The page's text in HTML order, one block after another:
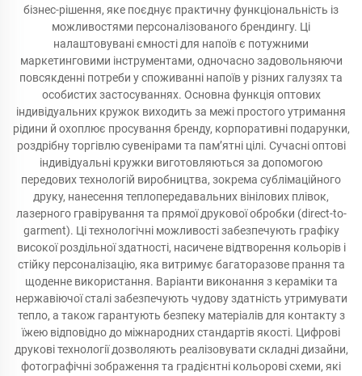
бізнес-рішення, яке поєднує практичну функціональність із
можливостями персоналізованого брендингу. Ці
налаштовувані ємності для напоїв є потужними
маркетинговими інструментами, одночасно задовольняючи
повсякденні потреби у споживанні напоїв у різних галузях та
особистих застосуваннях. Основна функція оптових
індивідуальних кружок виходить за межі простого утримання
рідини й охоплює просування бренду, корпоративні подарунки,
роздрібну торгівлю сувенірами та пам’ятні цілі. Сучасні оптові
індивідуальні кружки виготовляються за допомогою
передових технологій виробництва, зокрема сублімаційного
друку, нанесення теплопередавальних вінілових плівок,
лазерного гравірування та прямої друкової обробки (direct-to-
garment). Ці технологічні можливості забезпечують графіку
високої роздільної здатності, насичене відтворення кольорів і
стійку персоналізацію, яка витримує багаторазове прання та
щоденне використання. Варіанти виконання з кераміки та
нержавіючої сталі забезпечують чудову здатність утримувати
тепло, а також гарантують безпеку матеріалів для контакту з
їжею відповідно до міжнародних стандартів якості. Цифрові
друкові технології дозволяють реалізовувати складні дизайни,
фотографічні зображення та градієнтні кольорові схеми, які